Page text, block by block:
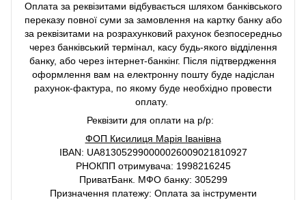
Оплата за реквізитами відбувається шляхом банківського
переказу повної суми за замовлення на картку банку або
за реквізитами на розрахунковий рахунок безпосередньо
через банківський термінал, касу будь-якого відділення
банку, або через інтернет-банкінг. Після підтвердження
оформлення вам на електронну пошту буде надіслан
рахунок-фактура, по якому буде необхідно провести
оплату.
Реквізити для оплати на р/р:
ФОП Кисилиця Марія Іванівна
IBAN: UA813052990000026009021810927
РНОКПП отримувача: 1998216245
ПриватБанк. МФО банку: 305299
Призначення платежу: Оплата за інструменти